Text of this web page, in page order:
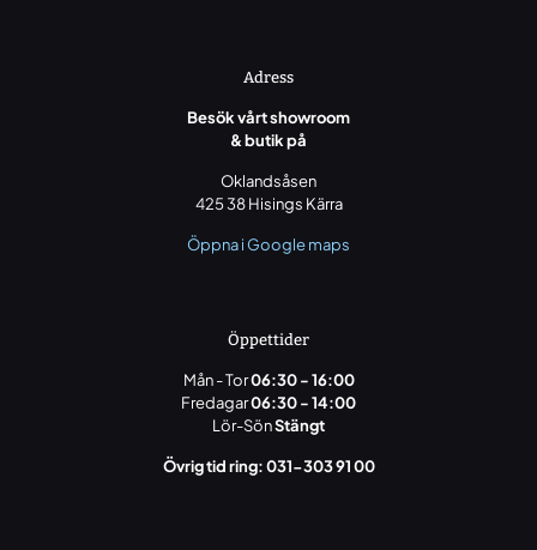
Adress
Besök vårt showroom
& butik på
Oklandsåsen
425 38 Hisings Kärra
Öppna i Google maps
Öppettider
Mån - Tor06:30 - 16:00
Fredagar06:30 - 14:00
Lör-SönStängt
Övrig tid ring: 031-303 91 00